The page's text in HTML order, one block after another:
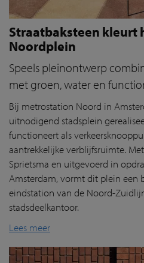
Straatbaksteen kleurt
Noordplein
Speels pleinontwerp
met groen, water en
Bij metrostation Noord in
uitnodigend stadsplein
functioneert als
aantrekkelijke verblijfsruimte.
Sprietsma en uitgevoerd in
Amsterdam, vormt dit plein een
eindstation van de Noord-
stadsdeelkantoor.
Lees meer